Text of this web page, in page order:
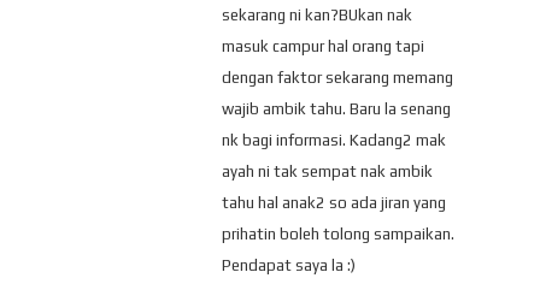
sekarang ni kan?BUkan nak
masuk campur hal orang tapi
dengan faktor sekarang memang
wajib ambik tahu. Baru la senang
nk bagi informasi. Kadang2 mak
ayah ni tak sempat nak ambik
tahu hal anak2 so ada jiran yang
prihatin boleh tolong sampaikan.
Pendapat saya la :)